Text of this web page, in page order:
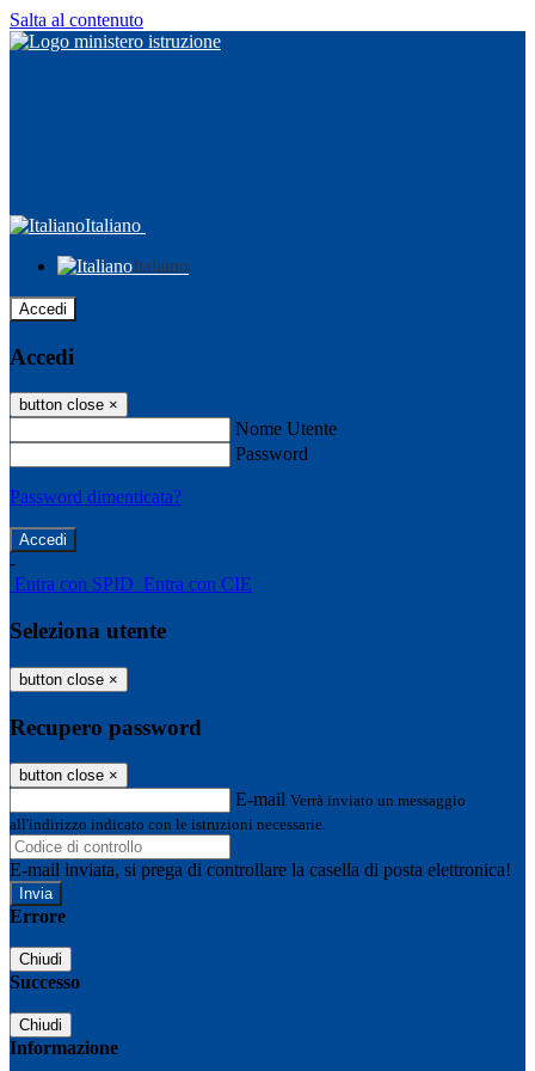
Salta al contenuto
Italiano
Italiano
Accedi
Accedi
button close ×
Nome Utente
Password
Password dimenticata?
-
Entra con SPID Entra con CIE
Seleziona utente
button close ×
Recupero password
button close ×
E-mail Verrà inviato un messaggio
all'indirizzo indicato con le istruzioni necessarie.
E-mail inviata, si prega di controllare la casella di posta elettronica!
Errore
Chiudi
Successo
Chiudi
Informazione